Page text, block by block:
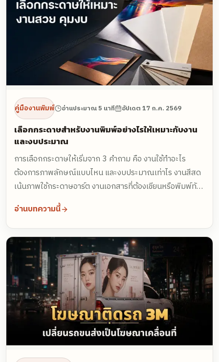
คู่มืองานพิมพ์ อ่านประมาณ 5 นาที อัปเดต17 ก.ค. 2569
เลือกกระดาษสำหรับงานพิมพ์อย่างไรให้เหมาะกับงาน
และงบประมาณ
การเลือกกระดาษให้เริ่มจาก 3 คำถาม คือ งานใช้ทำอะไร
ต้องการภาพลักษณ์แบบไหน และงบประมาณเท่าไร งานสีสด
เน้นภาพใช้กระดาษอาร์ต งานเอกสารที่ต้องเขียนหรือพิมพ์ทับ
ใช้กระดาษปอนด์ งานที่ต้องการความแข็งอย่างนามบัตร กล่อง
หรือปกใช้อาร์ตการ์ด 260 แกรมขึ้นไป ส่วนงานโทนธรรมชาติ
ใช้กระดาษคราฟท์ หากไม่แน่ใจส่งลักษณะงานให้โรงพิมพ์ช่วย
แนะนำสเปกได้
อ่านบทความนี้